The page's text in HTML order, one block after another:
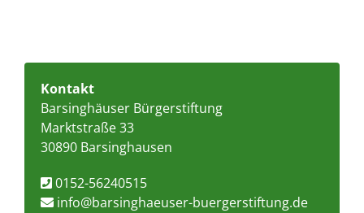
Kontakt
Barsinghäuser Bürgerstiftung
Marktstraße 33
30890 Barsinghausen
0152-56240515
info@barsinghaeuser-buergerstiftung.de